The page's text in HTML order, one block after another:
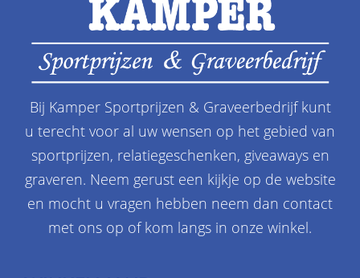
Bij Kamper Sportprijzen & Graveerbedrijf kunt
u terecht voor al uw wensen op het gebied van
sportprijzen, relatiegeschenken, giveaways en
graveren. Neem gerust een kijkje op de website
en mocht u vragen hebben neem dan contact
met ons op of kom langs in onze winkel.